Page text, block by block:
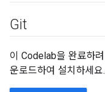
Git
이 Codelab을 완료하
운로드하여 설치하세요.